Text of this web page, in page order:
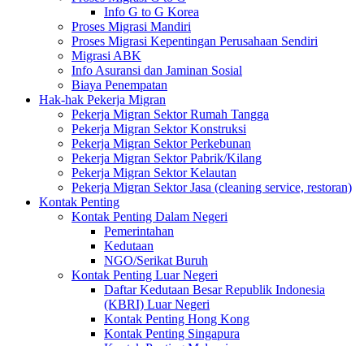
Info G to G Korea
Proses Migrasi Mandiri
Proses Migrasi Kepentingan Perusahaan Sendiri
Migrasi ABK
Info Asuransi dan Jaminan Sosial
Biaya Penempatan
Hak-hak Pekerja Migran
Pekerja Migran Sektor Rumah Tangga
Pekerja Migran Sektor Konstruksi
Pekerja Migran Sektor Perkebunan
Pekerja Migran Sektor Pabrik/Kilang
Pekerja Migran Sektor Kelautan
Pekerja Migran Sektor Jasa (cleaning service, restoran)
Kontak Penting
Kontak Penting Dalam Negeri
Pemerintahan
Kedutaan
NGO/Serikat Buruh
Kontak Penting Luar Negeri
Daftar Kedutaan Besar Republik Indonesia
(KBRI) Luar Negeri
Kontak Penting Hong Kong
Kontak Penting Singapura